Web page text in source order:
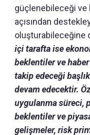
güçlenebileceği ve
açısından
oluşturabileceğine
içi tarafta ise
beklentiler ve haber
takip edeceği
devam edecektir.
uygulanma süreci,
beklentiler ve
gelişmeler, risk